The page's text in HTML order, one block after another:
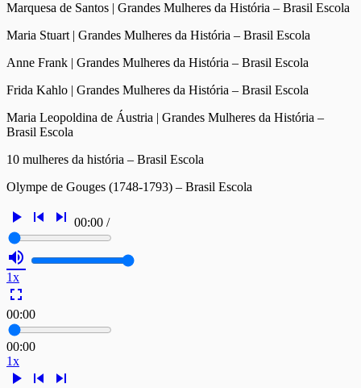
Marquesa de Santos | Grandes Mulheres da História – Brasil Escola
Maria Stuart | Grandes Mulheres da História – Brasil Escola
Anne Frank | Grandes Mulheres da História – Brasil Escola
Frida Kahlo | Grandes Mulheres da História – Brasil Escola
Maria Leopoldina de Áustria | Grandes Mulheres da História –
Brasil Escola
10 mulheres da história – Brasil Escola
Olympe de Gouges (1748-1793) – Brasil Escola
play_arrow skip_previous skip_next 00:00 /
volume_up
1x
fullscreen
00:00
00:00
1x
play_arrow skip_previous skip_next